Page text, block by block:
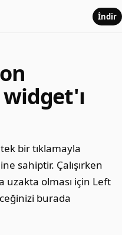
İndir
bir tıklamayla
sahiptir. Çalışırken
uzakta olması için Left
burada